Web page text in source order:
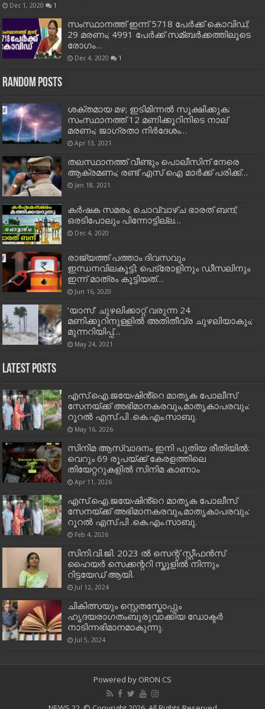
Dec 1, 2020 1
സംസ്ഥാനത്ത് ഇന്ന് 5718 പേര്‍ക്ക് കൊവിഡ്;
29 മരണം; 4991 പേര്‍ക്ക് സമ്ബര്‍ക്കത്തിലൂടെ
രോഗം…
Dec 4, 2020 1
Random Posts
ശക്തമായ മഴ; ഇടിമിന്നല്‍ സൂക്ഷിക്കുക:
സംസ്ഥാനത്ത് 12 മണിക്കൂറിനിടെ നാല്
മരണം; ജാ​ഗ്രതാ നിർദേശം…
Apr 13, 2021
തലസ്ഥാനത്ത് വീണ്ടും പൊലീസിന് നേരെ
ആക്രമണം; രണ്ട് എസ് ഐ മാര്‍ക്ക് പരിക്ക്…
Jan 18, 2021
കർഷക സമരം; ചൊവ്വാഴ്ച ഭാരത് ബന്ദ്;
ഒരടിപോലും പിന്നോട്ടില്ല…
Dec 4, 2020
രാജ്യത്ത് പത്താം ദിവസവും
ഇന്ധനവിലകൂട്ടി; പെട്രോളിനും ഡീസലിനും‌
ഇന്ന് മാത്രം കൂട്ടിയത്‌…
Jun 16, 2020
‘യാസ്’ ചുഴലിക്കാറ്റ് വരുന്ന 24
മണിക്കൂറിനുള്ളില്‍ അതിതീവ്ര ചുഴലിയാകും;
മുന്നറിയിപ്പ്…
May 24, 2021
Latest Posts
എസ്.ഐ.ജയേഷിൻ്റെ മാതൃക പോലീസ്
സേനയ്ക്ക് അഭിമാനകരവും,മാതൃകാപരവും:
റൂറൽ എസ്.പി .കെ.എം.സാബു.
May 16, 2026
സിനിമ ആസ്വാദനം ഇനി പുതിയ രീതിയിൽ:
വെറും 69 രൂപയ്ക്ക് കേരളത്തിലെ
തിയേറ്ററുകളിൽ സിനിമ കാണാം
Apr 11, 2026
എസ്.ഐ.ജയേഷിൻ്റെ മാതൃക പോലീസ്
സേനയ്ക്ക് അഭിമാനകരവും,മാതൃകാപരവും:
റൂറൽ എസ്.പി .കെ.എം.സാബു.
Feb 4, 2026
സിനി.വി.ജി. 2023 ൽ സെന്റ് സ്റ്റീഫൻസ്
ഹൈയർ സെക്കന്ററി സ്കൂളിൽ നിന്നും
റിട്ടയേഡ് ആയി.
Jul 12, 2024
ചികിത്സയും സ്റ്റെതസ്കോപ്പും
ഹൃദയരാഗതംബുരുവാക്കിയ ഡോക്ടർ
നാടിന്നഭിമാനമാകുന്നു.
Jul 5, 2024
Powered by ORON CS